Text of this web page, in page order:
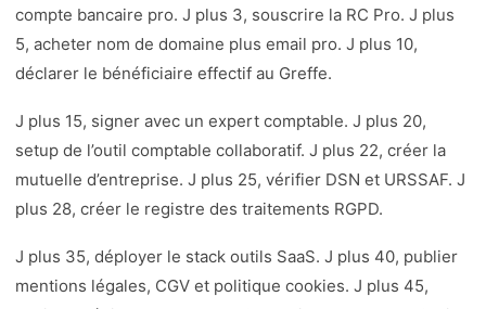
compte bancaire pro. J plus 3, souscrire la RC Pro. J plus
5, acheter nom de domaine plus email pro. J plus 10,
déclarer le bénéficiaire effectif au Greffe.
J plus 15, signer avec un expert comptable. J plus 20,
setup de l’outil comptable collaboratif. J plus 22, créer la
mutuelle d’entreprise. J plus 25, vérifier DSN et URSSAF. J
plus 28, créer le registre des traitements RGPD.
J plus 35, déployer le stack outils SaaS. J plus 40, publier
mentions légales, CGV et politique cookies. J plus 45,